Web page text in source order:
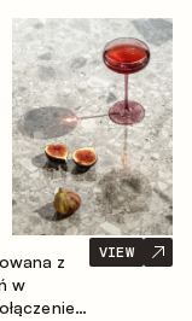
z
w
VIEW